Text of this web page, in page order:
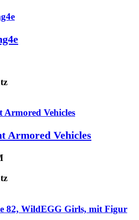
Armored Vehicles